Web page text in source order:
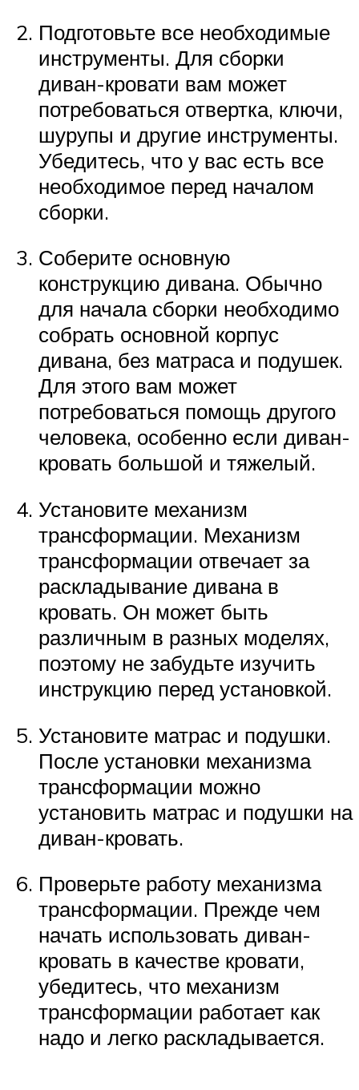
Подготовьте все необходимые
инструменты. Для сборки
диван-кровати вам может
потребоваться отвертка, ключи,
шурупы и другие инструменты.
Убедитесь, что у вас есть все
необходимое перед началом
сборки.
Соберите основную
конструкцию дивана. Обычно
для начала сборки необходимо
собрать основной корпус
дивана, без матраса и подушек.
Для этого вам может
потребоваться помощь другого
человека, особенно если диван-
кровать большой и тяжелый.
Установите механизм
трансформации. Механизм
трансформации отвечает за
раскладывание дивана в
кровать. Он может быть
различным в разных моделях,
поэтому не забудьте изучить
инструкцию перед установкой.
Установите матрас и подушки.
После установки механизма
трансформации можно
установить матрас и подушки на
диван-кровать.
Проверьте работу механизма
трансформации. Прежде чем
начать использовать диван-
кровать в качестве кровати,
убедитесь, что механизм
трансформации работает как
надо и легко раскладывается.